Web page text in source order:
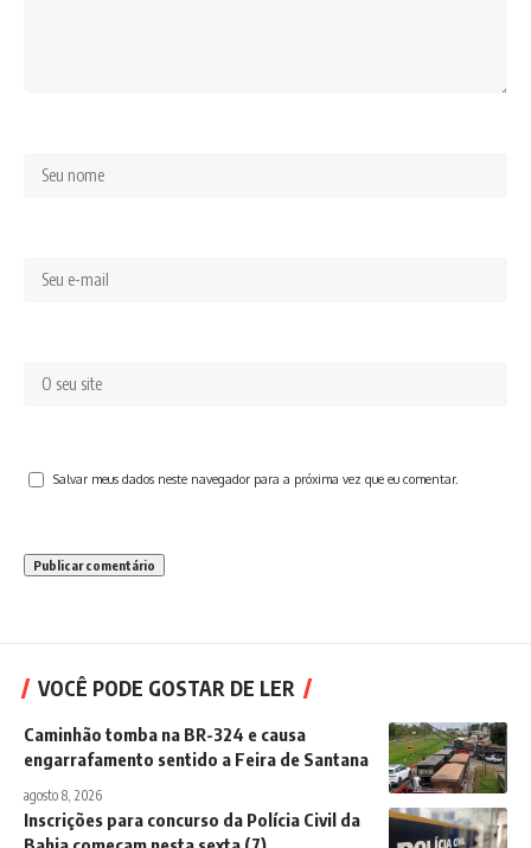
Salvar meus dados neste navegador para a próxima vez que eu comentar.
VOCÊ PODE GOSTAR DE LER
Caminhão tomba na BR-324 e causa
engarrafamento sentido a Feira de Santana
agosto 8, 2026
Inscrições para concurso da Polícia Civil da